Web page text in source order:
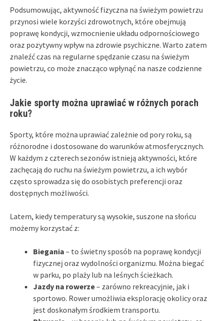
Podsumowując, aktywność fizyczna na świeżym powietrzu
przynosi wiele korzyści zdrowotnych, które obejmują
poprawę kondycji, wzmocnienie układu odpornościowego
oraz pozytywny wpływ na zdrowie psychiczne. Warto zatem
znaleźć czas na regularne spędzanie czasu na świeżym
powietrzu, co może znacząco wpłynąć na nasze codzienne
życie.
Jakie sporty można uprawiać w różnych porach
roku?
Sporty, które można uprawiać zależnie od pory roku, są
różnorodne i dostosowane do warunków atmosferycznych.
W każdym z czterech sezonów istnieją aktywności, które
zachęcają do ruchu na świeżym powietrzu, a ich wybór
często sprowadza się do osobistych preferencji oraz
dostępnych możliwości.
Latem, kiedy temperatury są wysokie, suszone na słońcu
możemy korzystać z:
Biegania – to świetny sposób na poprawę kondycji
fizycznej oraz wydolności organizmu. Można biegać
w parku, po plaży lub na leśnych ścieżkach.
Jazdy na rowerze– zarówno rekreacyjnie, jak i
sportowo. Rower umożliwia eksplorację okolicy oraz
jest doskonałym środkiem transportu.